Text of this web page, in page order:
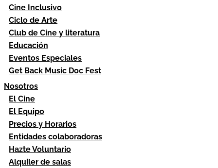
Cine Inclusivo
Ciclo de Arte
Club de Cine y literatura
Educación
Eventos Especiales
Get Back Music Doc Fest
Nosotros
El Cine
El Equipo
Precios y Horarios
Entidades colaboradoras
Hazte Voluntario
Alquiler de salas